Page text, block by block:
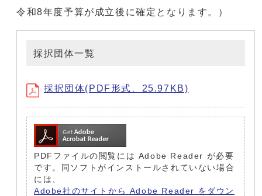
令和8年度予算が成立後に確定となります。）
採択団体一覧
採択団体(PDF形式、25.97KB)
PDFファイルの閲覧には Adobe Reader が必要
です。同ソフトがインストールされていない場合
には、
Adobe社のサイトから Adobe Reader をダウン